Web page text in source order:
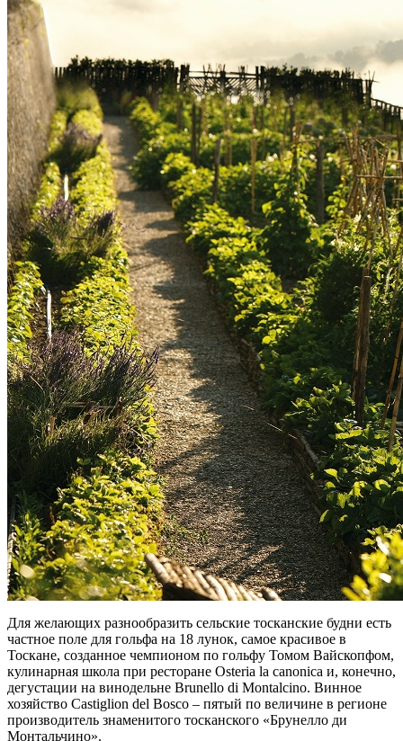
Для желающих разнообразить сельские тосканские будни есть
частное поле для гольфа на 18 лунок, самое красивое в
Тоскане, созданное чемпионом по гольфу Томом Вайскопфом,
кулинарная школа при ресторане Оsteria la canonica и, конечно,
дегустации на винодельне Brunello di Montalcino. Винное
хозяйство Castiglion del Bosco – пятый по величине в регионе
производитель знаменитого тосканского «Брунелло ди
Монтальчино».